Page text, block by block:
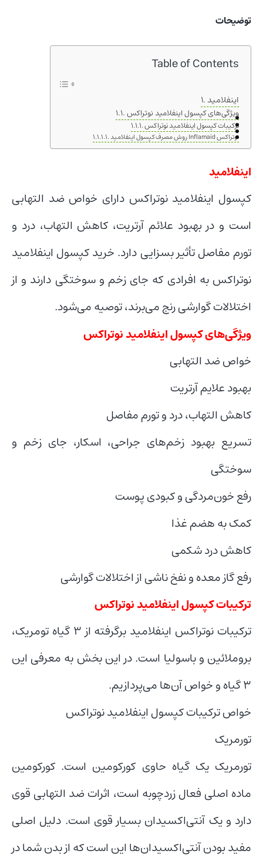
توضیحات
Table of Contents
اینفلامید
ویژگی‌های کپسول اینفلامید نوتراکس
ترکیبات کپسول اینفلامید نوتراکس
روش مصرف کپسول اینفلامید Inflamaid نوتراکس
اینفلامید
کپسول اینفلامید نوتراکس دارای خواص ضد التهابی
است و در بهبود علائم آرتریت، کاهش التهاب، درد و
تورم مفاصل تأثیر بسزایی دارد. خرید کپسول اینفلامید
نوتراکس به افرادی که جای زخم و سوختگی دارند و از
اختلالات گوارشی رنج می‌برند، توصیه می‌شود.
ویژگی‌های کپسول اینفلامید نوتراکس
خواص ضد التهابی
بهبود علایم آرتریت
کاهش التهاب، درد و تورم مفاصل
تسریع بهبود زخم‌های جراحی، اسکار، جای زخم و
سوختگی
رفع خون‌مردگی و کبودی پوست
کمک به هضم غذا
کاهش درد شکمی
رفع گاز معده و نفخ ناشی از اختلالات گوارشی
ترکیبات کپسول اینفلامید نوتراکس
ترکیبات نوتراکس اینفلامید برگرفته از 3 گیاه تومریک،
بروملائین و باسولیا است. در این بخش به معرفی این
3 گیاه و خواص آن‌ها می‌پردازیم.
خواص ترکیبات کپسول اینفلامید نوتراکس
تورمریک
تورمریک یک گیاه حاوی کورکومین است. کورکومین
ماده اصلی فعال زردچوبه است، اثرات ضد التهابی قوی
دارد و یک آنتی‌اکسیدان بسیار قوی است. دلیل اصلی
مفید بودن آنتی‌اکسیدان‌ها این است که از بدن شما در